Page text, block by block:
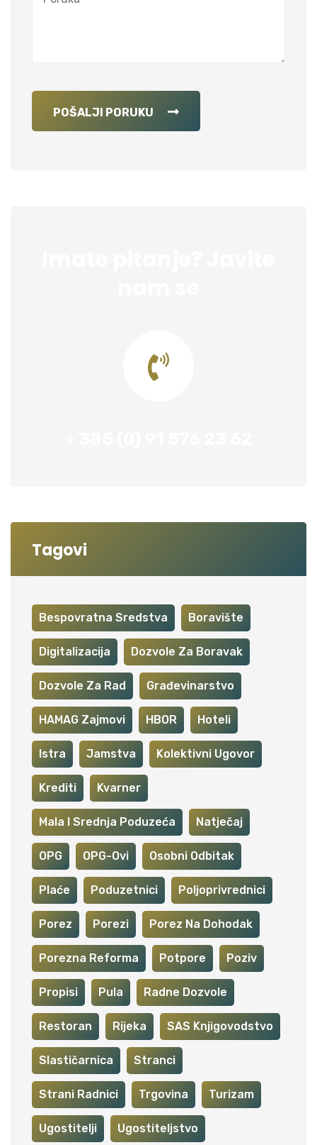
POŠALJI PORUKU
Tagovi
Bespovratna Sredstva Boravište
Digitalizacija Dozvole Za Boravak
Dozvole Za Rad Građevinarstvo
HAMAG Zajmovi HBOR Hoteli
Istra Jamstva Kolektivni Ugovor
Krediti Kvarner
Mala I Srednja Poduzeća Natječaj
OPG OPG-Ovi Osobni Odbitak
Plaće Poduzetnici Poljoprivrednici
Porez Porezi Porez Na Dohodak
Porezna Reforma Potpore Poziv
Propisi Pula Radne Dozvole
Restoran Rijeka SAS Knjigovodstvo
Slastičarnica Stranci
Strani Radnici Trgovina Turizam
Ugostitelji Ugostiteljstvo